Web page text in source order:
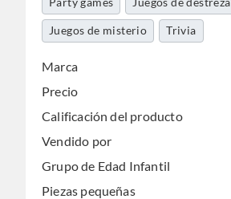
Juegos de misterio Trivia
Marca
Precio
Calificación del producto
Vendido por
Grupo de Edad Infantil
Piezas pequeñas